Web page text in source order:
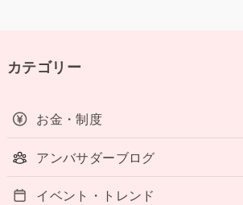
カテゴリー
お金・制度
アンバサダーブログ
イベント・トレンド